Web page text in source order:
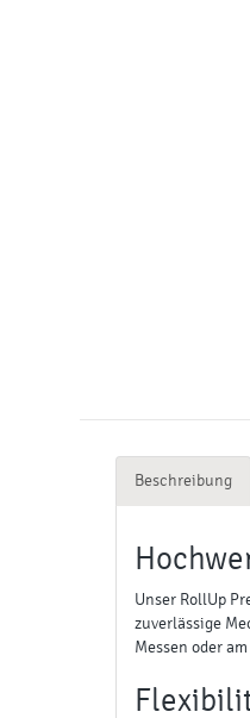
Beschreibung
Unser RollUp
zuverlässige
Messen oder am